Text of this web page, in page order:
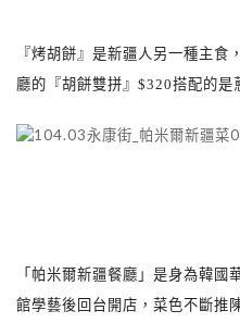
『烤胡餅』是新疆人另一種主
廳的『胡餅雙拼』 $320搭配的是
「帕米爾新疆餐廳」是身為韓
館學藝後回台開店，菜色不斷推